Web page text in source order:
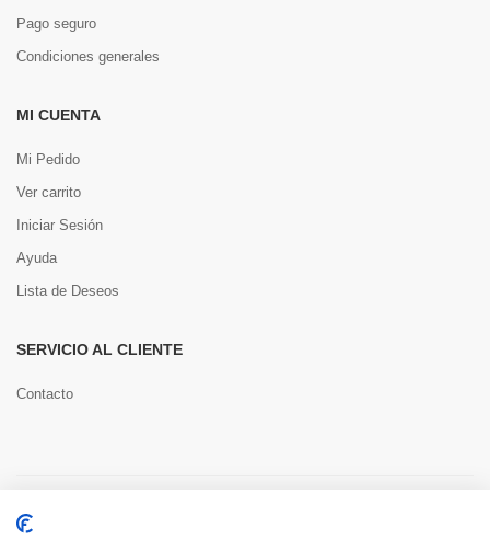
Pago seguro
Condiciones generales
MI CUENTA
Mi Pedido
Ver carrito
Iniciar Sesión
Ayuda
Lista de Deseos
SERVICIO AL CLIENTE
Contacto